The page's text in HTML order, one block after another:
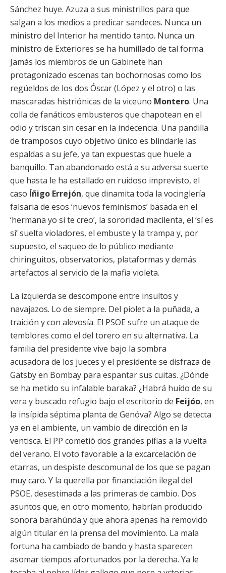
Sánchez huye. Azuza a sus ministrillos para que
salgan a los medios a predicar sandeces. Nunca un
ministro del Interior ha mentido tanto. Nunca un
ministro de Exteriores se ha humillado de tal forma.
Jamás los miembros de un Gabinete han
protagonizado escenas tan bochornosas como los
regüeldos de los dos Óscar (López y el otro) o las
mascaradas histriónicas de la viceuno Montero. Una
colla de fanáticos embusteros que chapotean en el
odio y triscan sin cesar en la indecencia. Una pandilla
de tramposos cuyo objetivo único es blindarle las
espaldas a su jefe, ya tan expuestas que huele a
banquillo. Tan abandonado está a su adversa suerte
que hasta le ha estallado en ruidoso imprevisto, el
caso Íñigo Errejón, que dinamita toda la vocinglería
falsaria de esos ‘nuevos feminismos’ basada en el
‘hermana yo si te creo’, la sororidad macilenta, el ‘sí es
sí’ suelta violadores, el embuste y la trampa y, por
supuesto, el saqueo de lo público mediante
chiringuitos, observatorios, plataformas y demás
artefactos al servicio de la mafia violeta.
La izquierda se descompone entre insultos y
navajazos. Lo de siempre. Del piolet a la puñada, a
traición y con alevosía. El PSOE sufre un ataque de
temblores como el del torero en su alternativa. La
familia del presidente vive bajo la sombra
acusadora de los jueces y el presidente se disfraza de
Gatsby en Bombay para espantar sus cuitas. ¿Dónde
se ha metido su infalable baraka? ¿Habrá huído de su
vera y buscado refugio bajo el escritorio de Feijóo, en
la insípida séptima planta de Genóva? Algo se detecta
ya en el ambiente, un vambio de dirección en la
ventisca. El PP cometió dos grandes pifias a la vuelta
del verano. El voto favorable a la excarcelación de
etarras, un despiste descomunal de los que se pagan
muy caro. Y la querella por financiación ilegal del
PSOE, desestimada a las primeras de cambio. Dos
asuntos que, en otro momento, habrían producido
sonora barahúnda y que ahora apenas ha removido
algún titular en la prensa del movimiento. La mala
fortuna ha cambiado de bando y hasta sparecen
asomar tiempos afortunados por la derecha. Ya le